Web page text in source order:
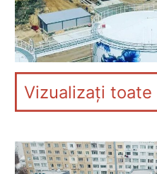
Vizualizați